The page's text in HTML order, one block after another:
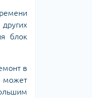
блок
в
может